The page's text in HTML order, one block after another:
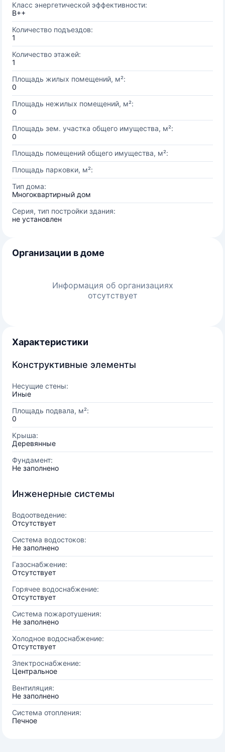
Класс энергетической эффективности:
B++
Количество подъездов:
1
Количество этажей:
1
Площадь жилых помещений, м²:
0
Площадь нежилых помещений, м²:
0
Площадь зем. участка общего имущества, м²:
0
Площадь помещений общего имущества, м²:
Площадь парковки, м²:
Тип дома:
Многоквартирный дом
Серия, тип постройки здания:
не установлен
Организации в доме
Информация об организациях
отсутствует
Характеристики
Конструктивные элементы
Несущие стены:
Иные
Площадь подвала, м²:
0
Крыша:
Деревянные
Фундамент:
Не заполнено
Инженерные системы
Водоотведение:
Отсутствует
Система водостоков:
Не заполнено
Газоснабжение:
Отсутствует
Горячее водоснабжение:
Отсутствует
Система пожаротушения:
Не заполнено
Холодное водоснабжение:
Отсутствует
Электроснабжение:
Центральное
Вентиляция:
Не заполнено
Система отопления:
Печное